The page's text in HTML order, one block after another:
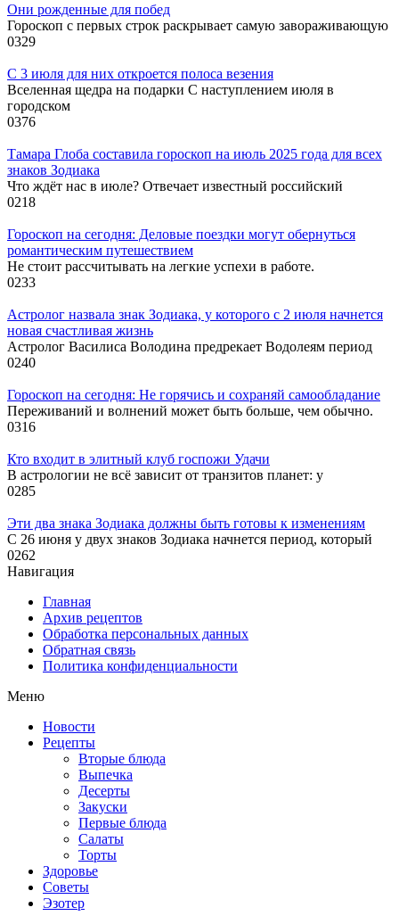
Они рожденные для побед
Гороскоп с первых строк раскрывает самую завораживающую
0329
С 3 июля для них откроется полоса везения
Вселенная щедра на подарки С наступлением июля в
городском
0376
Тамара Глоба составила гороскоп на июль 2025 года для всех
знаков Зодиака
Что ждёт нас в июле? Отвечает известный российский
0218
Гороскоп на сегодня: Деловые поездки могут обернуться
романтическим путешествием
Не стоит рассчитывать на легкие успехи в работе.
0233
Астролог назвала знак Зодиака, у которого с 2 июля начнется
новая счастливая жизнь
Астролог Василиса Володина предрекает Водолеям период
0240
Гороскоп на сегодня: Не горячись и сохраняй самообладание
Переживаний и волнений может быть больше, чем обычно.
0316
Кто входит в элитный клуб госпожи Удачи
В астрологии не всё зависит от транзитов планет: у
0285
Эти два знака Зодиака должны быть готовы к изменениям
С 26 июня у двух знаков Зодиака начнется период, который
0262
Навигация
Главная
Архив рецептов
Обработка персональных данных
Обратная связь
Политика конфиденциальности
Меню
Новости
Рецепты
Вторые блюда
Выпечка
Десерты
Закуски
Первые блюда
Салаты
Торты
Здоровье
Советы
Эзотер